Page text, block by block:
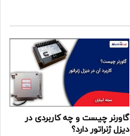
گاورنر چیست و چه کاربردی در
دیزل ژنراتور دارد؟